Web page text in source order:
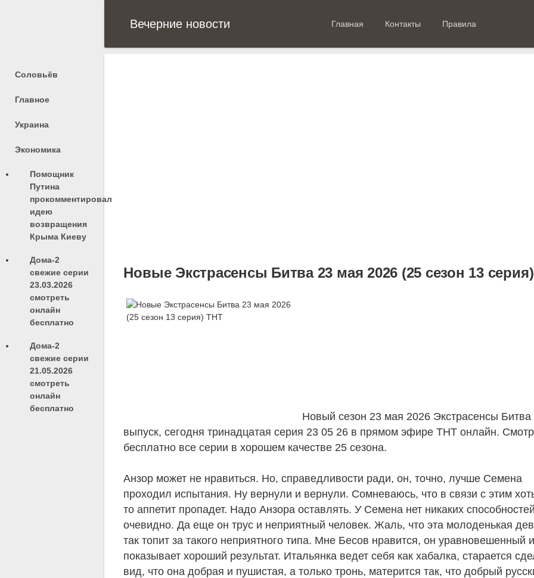
Вечерние новости Главная Контакты Правила
Соловьёв
Главное
Украина
Экономика
Помощник
Путина
прокомментировал
идею
возвращения
Крыма Киеву
Дома-2
свежие серии
23.03.2026
смотреть
онлайн
бесплатно
Дома-2
свежие серии
21.05.2026
смотреть
онлайн
бесплатно
Новые Экстрасенсы Битва 23 мая 2026 (25 сезон 13
Новый сезон 23 мая 2026 Экстрасенсы Битва
выпуск, сегодня тринадцатая серия 23 05 26 в прямом эфире ТНТ онлайн.
бесплатно все серии в хорошем качестве 25 сезона.
Анзор может не нравиться. Но, справедливости ради, он, точно, лучше Семена
проходил испытания. Ну вернули и вернули. Сомневаюсь, что в связи с этим
то аппетит пропадет. Надо Анзора оставлять. У Семена нет никаких
очевидно. Да еще он трус и неприятный человек. Жаль, что эта молоденькая
так топит за такого неприятного типа. Мне Бесов нравится, он уравновешенный
показывает хороший результат. Итальянка ведет себя как хабалка, старается
вид, что она добрая и пушистая, а только тронь, матерится так, что добрый